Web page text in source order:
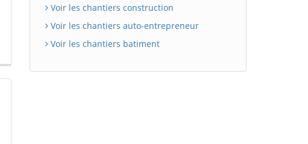
Voir les chantiers construction
Voir les chantiers auto-entrepreneur
Voir les chantiers batiment